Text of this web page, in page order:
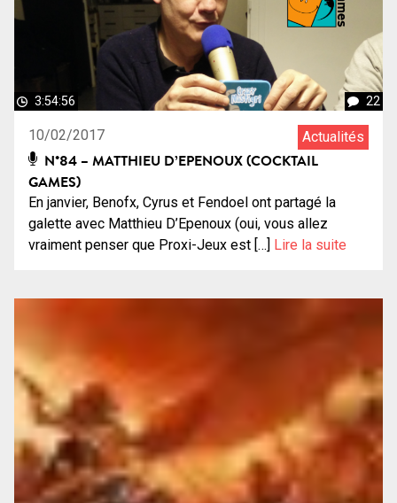
3:54:56 22
10/02/2017 Actualités
N°84 – MATTHIEU D’EPENOUX (COCKTAIL
GAMES)
En janvier, Benofx, Cyrus et Fendoel ont partagé la
galette avec Matthieu D’Epenoux (oui, vous allez
vraiment penser que Proxi-Jeux est […] Lire la suite